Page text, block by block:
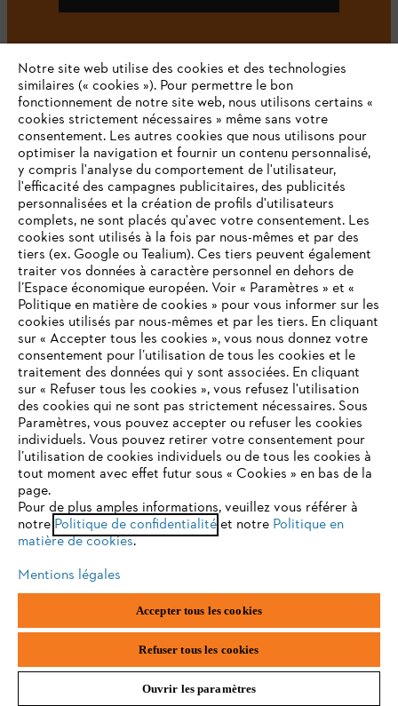
#STIHL
L'Entreprise
STIHL FAQ
Contact
Politique de protection des données
Mentions légales Utilisation des cookies
ANDREAS STIHL NV, Veurtstraat 117, 2870 Puurs-Sint-Amands,
België/Belgique
VAT Number: BE 0427.714.768
VOTRE NAVIGATEUR INTERNET
N'EST PLUS PRIS EN CHARGE
Vous utilisez un navigateur Internet que nous ne prenons plus
en charge, et certaines fonctionnalités de notre site ne
peuvent fonctionner correctement. Pour une utilisation
optimale de notre site, nous vous recommandons de passer à
l'un des navigateurs suivants :
firefox chrome
edge
Notre site web utilise des cookies et des technologies
similaires (« cookies »). Pour permettre le bon
fonctionnement de notre site web, nous utilisons certains «
cookies strictement nécessaires » même sans votre
consentement. Les autres cookies que nous utilisons pour
optimiser la navigation et fournir un contenu personnalisé,
y compris l'analyse du comportement de l'utilisateur,
l'efficacité des campagnes publicitaires, des publicités
personnalisées et la création de profils d'utilisateurs
complets, ne sont placés qu'avec votre consentement. Les
cookies sont utilisés à la fois par nous-mêmes et par des
tiers (ex. Google ou Tealium). Ces tiers peuvent également
traiter vos données à caractère personnel en dehors de
l’Espace économique européen. Voir « Paramètres » et «
Politique en matière de cookies » pour vous informer sur les
cookies utilisés par nous-mêmes et par les tiers. En cliquant
sur « Accepter tous les cookies », vous nous donnez votre
consentement pour l’utilisation de tous les cookies et le
traitement des données qui y sont associées. En cliquant
sur « Refuser tous les cookies », vous refusez l'utilisation
des cookies qui ne sont pas strictement nécessaires. Sous
Paramètres, vous pouvez accepter ou refuser les cookies
individuels. Vous pouvez retirer votre consentement pour
l’utilisation de cookies individuels ou de tous les cookies à
tout moment avec effet futur sous « Cookies » en bas de la
page.
Pour de plus amples informations, veuillez vous référer à
notre Politique de confidentialitéet notre Politique en
matière de cookies.
Mentions légales
Accepter tous les cookies
Refuser tous les cookies
Ouvrir les paramètres